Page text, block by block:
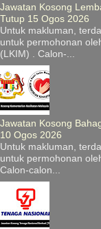
Jawatan Kosong
Tutup 15 Ogos 2026
Untuk makluman,
untuk permohonan
(LKIM) . Calon-...
Jawatan Kosong
10 Ogos 2026
Untuk makluman,
untuk permohonan
Calon-calon...